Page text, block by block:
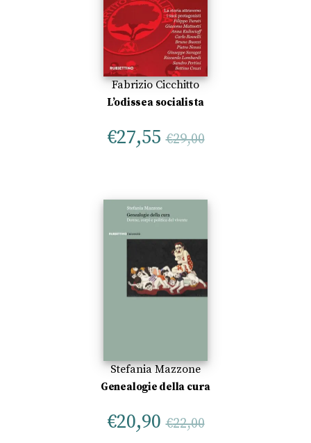
Fabrizio Cicchitto
L’odissea socialista
€27,55 €29,00
Stefania Mazzone
Genealogie della cura
€20,90 €22,00